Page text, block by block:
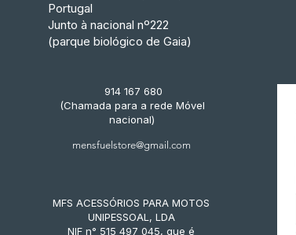
Portugal
Junto à nacional nº222
(parque biológico de Gaia)
914 167 680
(Chamada para a rede Móvel
nacional)
mensfuelstore@gmail.com
MFS ACESSÓRIOS PARA MOTOS
UNIPESSOAL, LDA
NIF n° 515 497 045, que é